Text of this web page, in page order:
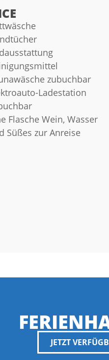
zubuchbar
Ladestation
Flasche Wein, Wasser
Süßes zur Anreise
JETZT